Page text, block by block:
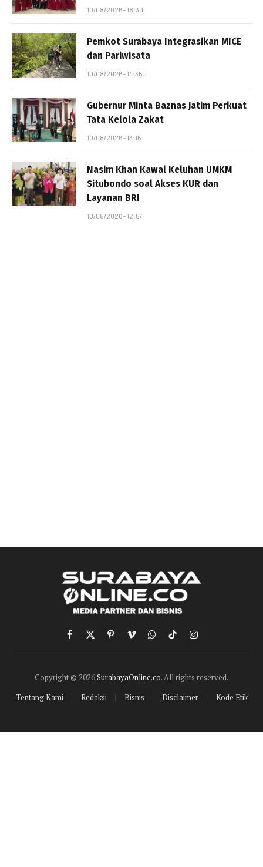
10/08/2026 - 18:30
Pemkot Surabaya Integrasikan MICE
dan Pariwisata
10/08/2026 - 14:35
Gubernur Minta Baznas Jatim Perkuat
Tata Kelola Zakat
10/08/2026 - 13:16
Nasim Khan Kawal Keluhan UMKM
Situbondo soal Akses KUR dan
Layanan BRI
10/08/2026 - 12:57
Facebook
X
(Twitter)
PinterestVimeoWhatsApp
TikTokInstagram
Copyright © 2026SurabayaOnline.co. All rights reserved.
Tentang Kami
Redaksi Bisnis Disclaimer Kode Etik